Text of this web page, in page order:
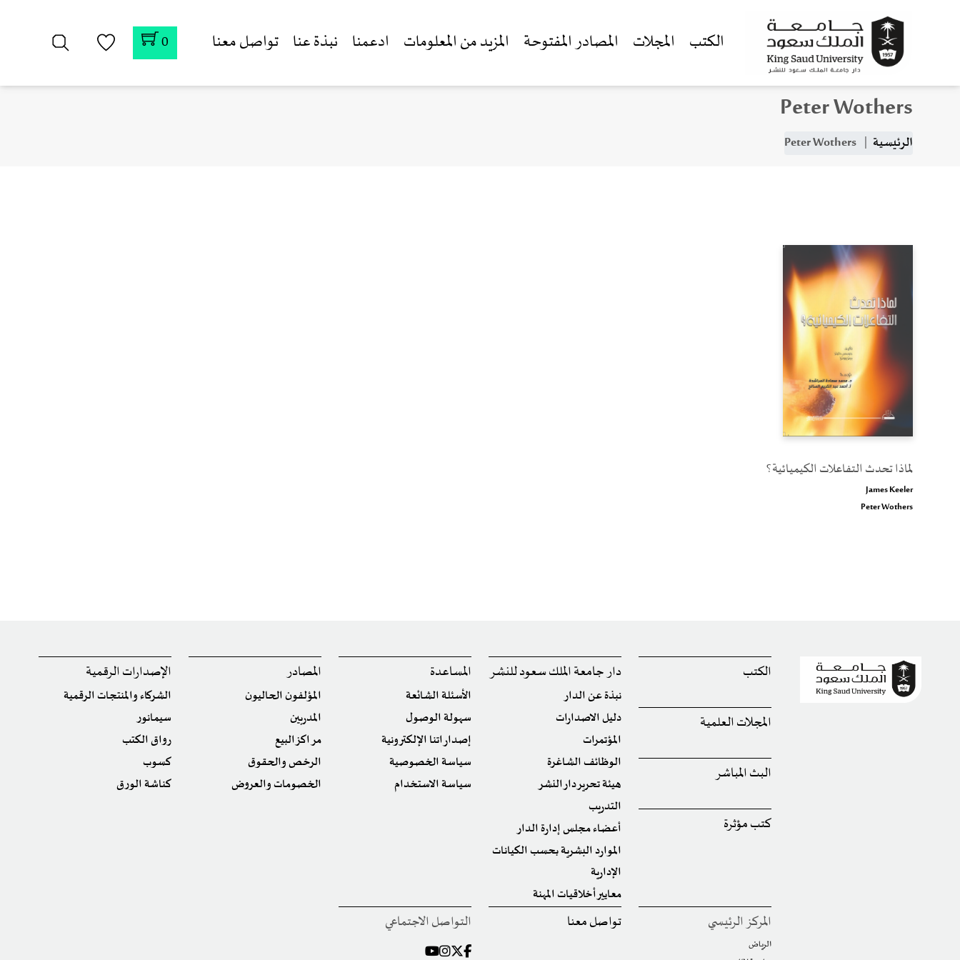
تجاوز إلى المحتوى الرئيسي
الكتب المجلات المصادر المفتوحة المزيد من المعلومات ادعمنا نبذة عنا تواصل معنا 0
Peter Wothers
مسار التنقل
الرئيسية
لماذا تحدث التفاعلات الكيميائية؟
James Keeler
Peter Wothers
الكتب
المجلات العلمية
البث المباشر
كتب مؤثرة
دار جامعة الملك سعود للنشر
نبذة عن الدار
دليل الاصدارات
المؤتمرات
الوظائف الشاغرة
هيئة تحرير دار النشر
التدريب
أعضاء مجلس إدارة الدار
الموارد البشرية بحسب الكيانات
الإدارية
معايير أخلاقيات المهنة
المساعدة
الأسئلة الشائعة
سهولة الوصول
إصداراتنا الإلكترونية
سياسة الخصوصية
سياسة الاستخدام
المصادر
المؤلفون الحاليون
المدربين
مراكز البيع
الرخص والحقوق
الخصومات والعروض
الإصدارات الرقمية
الشركاء والمنتجات الرقمية
سيمانور
رواق الكتب
كسوب
كناشة الورق
المركز الرئيسي
الرياض
تواصل معنا التواصل الاجتماعي